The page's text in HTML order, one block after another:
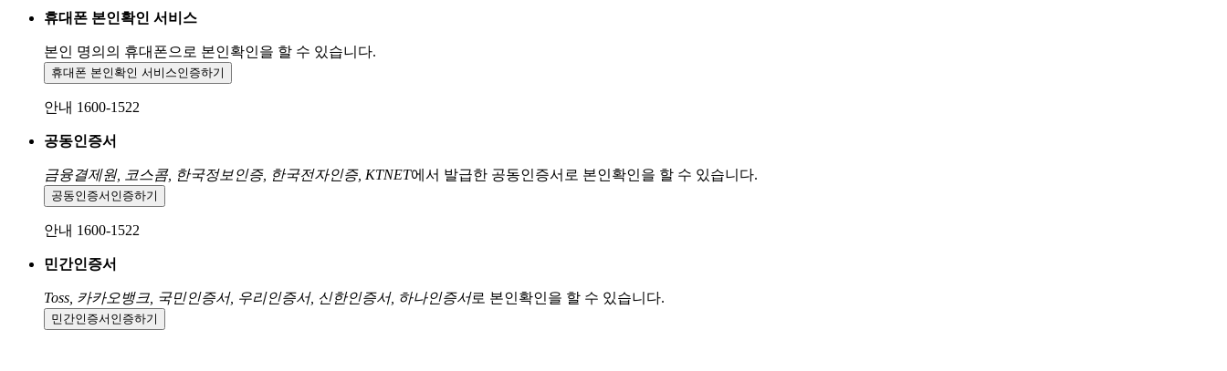
휴대폰 본인확인 서비스
본인 명의의 휴대폰으로 본인확인을 할 수 있습니다.
휴대폰 본인확인 서비스인증하기
안내 1600-1522
공동인증서
금융결제원, 코스콤, 한국정보인증, 한국전자인증, KTNET에서 발급한 공동인증서로 본인확인을 할 수 있습니다.
공동인증서 인증하기
안내 1600-1522
민간인증서
Toss, 카카오뱅크, 국민인증서, 우리인증서, 신한인증서, 하나인증서로 본인확인을 할 수 있습니다.
민간인증서 인증하기